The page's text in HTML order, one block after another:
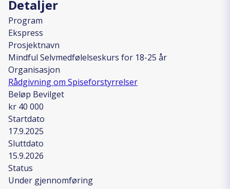
Detaljer
Program
Ekspress
Prosjektnavn
Mindful Selvmedfølelseskurs for 18-25 år
Organisasjon
Rådgivning om Spiseforstyrrelser
Beløp Bevilget
kr 40 000
Startdato
17.9.2025
Sluttdato
15.9.2026
Status
Under gjennomføring